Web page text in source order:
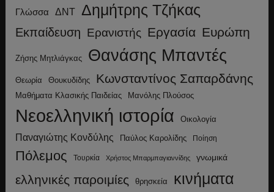
Γλώσσα ΔΝΤ Δημήτρης Τζήκας
Εκπαίδευση Ερανιστής Εργασία Ευρώπη
Ζήσης Μητλιάγκας Θανάσης Μπαντές
Θεωρία Θουκυδίδης Κωνσταντίνος Σαπαρδάνης
Μαθήματα Κλασικής Παιδείας Μανόλης Πλούσος
Νεοελληνική ιστορία Οικολογία
Παναγιώτης Κονδύλης Παύλος Καρολίδης Ποίηση
Πόλεμος Τουρκία Χρήστος Μπαρμπαγιαννίδης γνωμικά
ελληνικές παροιμίες θρησκεία κινήματα